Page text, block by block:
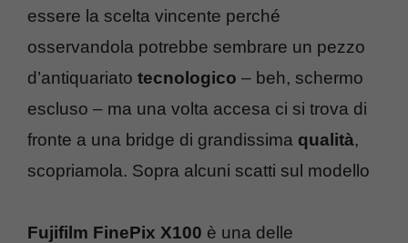
essere la scelta vincente perché
osservandola potrebbe sembrare un pezzo
d’antiquariato tecnologico – beh, schermo
escluso – ma una volta accesa ci si trova di
fronte a una bridge di grandissima qualità,
scopriamola. Sopra alcuni scatti sul modello
Fujifilm FinePix X100 è una delle